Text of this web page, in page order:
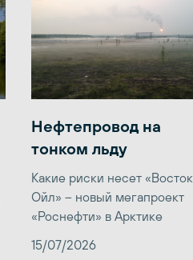
Нефтепровод на
тонком льду
Какие риски несет «Восток
Ойл» – новый мегапроект
«Роснефти» в Арктике
15/07/2026